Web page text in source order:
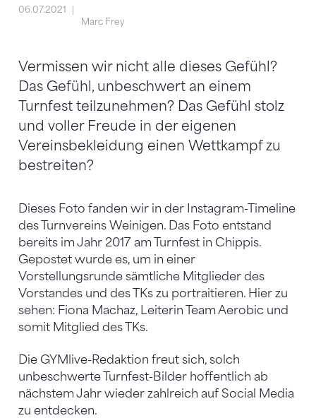
06.07.2021
Marc Frey
Vermissen wir nicht alle dieses Gefühl?
Das Gefühl, unbeschwert an einem
Turnfest teilzunehmen? Das Gefühl stolz
und voller Freude in der eigenen
Vereinsbekleidung einen Wettkampf zu
bestreiten?
Dieses Foto fanden wir in der Instagram-Timeline
des Turnvereins Weinigen. Das Foto entstand
bereits im Jahr 2017 am Turnfest in Chippis.
Gepostet wurde es, um in einer
Vorstellungsrunde sämtliche Mitglieder des
Vorstandes und des TKs zu portraitieren. Hier zu
sehen: Fiona Machaz, Leiterin Team Aerobic und
somit Mitglied des TKs.
Die GYMlive-Redaktion freut sich, solch
unbeschwerte Turnfest-Bilder hoffentlich ab
nächstem Jahr wieder zahlreich auf Social Media
zu entdecken.